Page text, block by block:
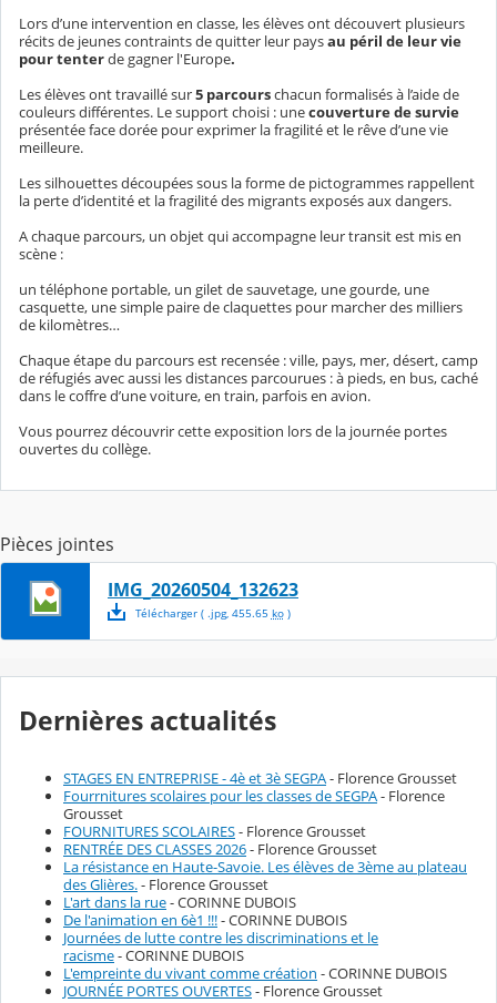
Lors d’une intervention en classe, les élèves ont découvert plusieurs
récits de jeunes contraints de quitter leur paysau péril de leur vie
pour tenterde gagner l'Europe.
Les élèves ont travaillé sur5 parcourschacun formalisés à l’aide de
couleurs différentes. Le support choisi : unecouverture de survie
présentée face dorée pour exprimer la fragilité et le rêve d’une vie
meilleure.
Les silhouettes découpées sous la forme de pictogrammes rappellent
la perte d’identité et la fragilité des migrants exposés aux dangers.
A chaque parcours, un objet qui accompagne leur transit est mis en
scène :
un téléphone portable, un gilet de sauvetage, une gourde, une
casquette, une simple paire de claquettes pour marcher des milliers
de kilomètres…
Chaque étape du parcours est recensée : ville, pays, mer, désert, camp
de réfugiés avec aussi les distances parcourues : à pieds, en bus, caché
dans le coffre d’une voiture, en train, parfois en avion.
Vous pourrez découvrir cette exposition lors de la journée portes
ouvertes du collège.
Pièces jointes
IMG_20260504_132623
Télécharger( .jpg, 455.65 ko)
Dernières actualités
STAGES EN ENTREPRISE - 4è et 3è SEGPA- Florence Grousset
Fourrnitures scolaires pour les classes de SEGPA- Florence
Grousset
FOURNITURES SCOLAIRES- Florence Grousset
RENTRÉE DES CLASSES 2026- Florence Grousset
La résistance en Haute-Savoie. Les élèves de 3ème au plateau
des Glières.- Florence Grousset
L'art dans la rue- CORINNE DUBOIS
De l'animation en 6è1 !!!- CORINNE DUBOIS
Journées de lutte contre les discriminations et le
racisme- CORINNE DUBOIS
L'empreinte du vivant comme création - CORINNE DUBOIS
JOURNÉE PORTES OUVERTES- Florence Grousset